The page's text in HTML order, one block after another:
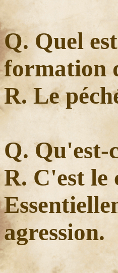
Q. Quel
formation
R. Le
Q. Qu'est-
R. C'est le
agression.